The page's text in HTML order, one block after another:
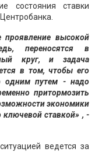
состояния ставки
проявление высокой
переносятся в
круг, и задача
в том, чтобы его
одним путем - надо
притормозить
экономики
ставкой» , -
ведется за